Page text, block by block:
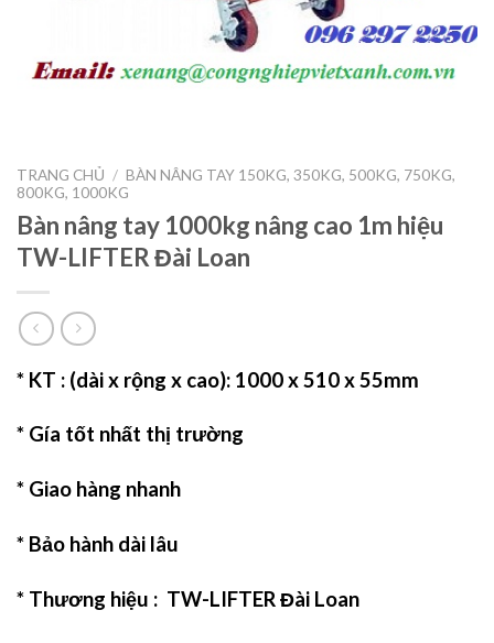
TRANG CHỦ / BÀN NÂNG TAY 150KG, 350KG, 500KG, 750KG,
800KG, 1000KG
Bàn nâng tay 1000kg nâng cao 1m hiệu
TW-LIFTER Đài Loan
* KT : (dài x rộng x cao): 1000 x 510 x 55mm
* Gía tốt nhất thị trường
* Giao hàng nhanh
* Bảo hành dài lâu
* Thương hiệu : TW-LIFTER Đài Loan